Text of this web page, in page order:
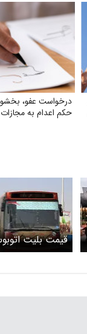
درخواست عفو،
حکم اعدام به
قیمت بلیت